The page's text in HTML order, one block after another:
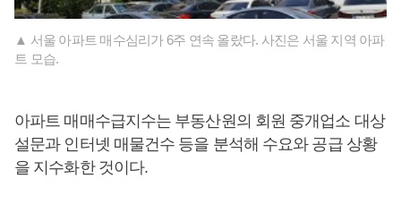
▲ 서울 아파트 매수심리가 6주 연속 올랐다. 사진은 서울 지역 아파
트 모습.
아파트 매매수급지수는 부동산원의 회원 중개업소 대상
설문과 인터넷 매물건수 등을 분석해 수요와 공급 상황
을 지수화한 것이다.